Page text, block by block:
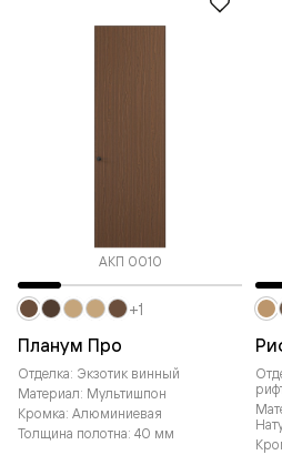
АКП 0010
Планум Про
Отделка: Экзотик винный
Материал: Мультишпон
Кромка: Алюминиевая
Толщина полотна: 40 мм
+1